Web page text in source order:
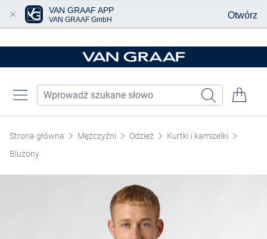
Strona główna Mężczyźni Odzież
Kurtki i kamizelki
Bluzony
VAN GRAAF APP
VAN GRAAF GmbH Otwórz